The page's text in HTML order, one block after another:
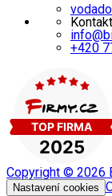
Kontakt
+420
Copyright © 2026
Nastavení cookies